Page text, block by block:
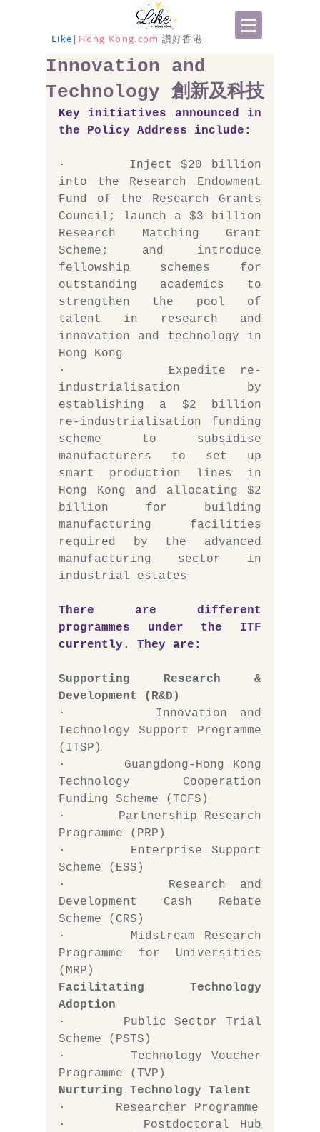
Like | Hong Kong.com 讚好香港
Innovation and
Technology 創新及科技
Key initiatives announced in
the Policy Address include:
·       Inject $20 billion
into the Research Endowment
Fund of the Research Grants
Council; launch a $3 billion
Research Matching Grant
Scheme; and introduce
fellowship schemes for
outstanding academics to
strengthen the pool of
talent in research and
innovation and technology in
Hong Kong
·       Expedite re-
industrialisation by
establishing a $2 billion
re-industrialisation funding
scheme to subsidise
manufacturers to set up
smart production lines in
Hong Kong and allocating $2
billion for building
manufacturing facilities
required by the advanced
manufacturing sector in
industrial estates
There are different
programmes under the ITF
currently. They are:
Supporting Research &
Development (R&D)
·       Innovation and
Technology Support Programme
(ITSP)
·       Guangdong-Hong Kong
Technology Cooperation
Funding Scheme (TCFS)
·       Partnership Research
Programme (PRP)
·       Enterprise Support
Scheme (ESS)
·       Research and
Development Cash Rebate
Scheme (CRS)
·       Midstream Research
Programme for Universities
(MRP)
Facilitating Technology
Adoption
·       Public Sector Trial
Scheme (PSTS)
·       Technology Voucher
Programme (TVP)
Nurturing Technology Talent
·       Researcher Programme
·       Postdoctoral Hub